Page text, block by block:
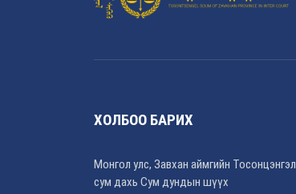
ХОЛБОО БАРИХ
Монгол улс, Завхан аймгийн Тосонцэнгэл
сум дахь Сум дундын шүүх